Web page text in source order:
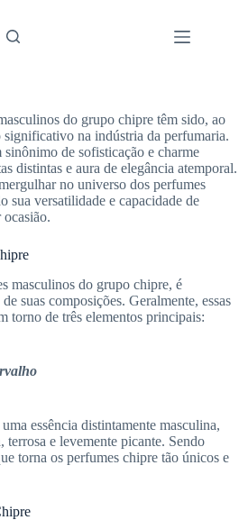
do grupo chipre têm sido, ao
na indústria da perfumaria.
sinônimo de sofisticação e charme
distintas e aura de elegância atemporal.
no universo dos perfumes
sua versatilidade e capacidade de
ocasião.
masculinos do grupo chipre, é
suas composições. Geralmente, essas
torno de três elementos principais:
essência distintamente masculina,
terrosa e levemente picante. Sendo
torna os perfumes chipre tão únicos e